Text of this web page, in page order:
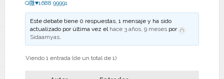
Q微♥1688 99991
Este debate tiene 0 respuestas, 1 mensaje y ha sido
actualizado por última vez el hace 3 años, 9 meses por
Sidaamyas.
Viendo 1 entrada (de un total de 1)